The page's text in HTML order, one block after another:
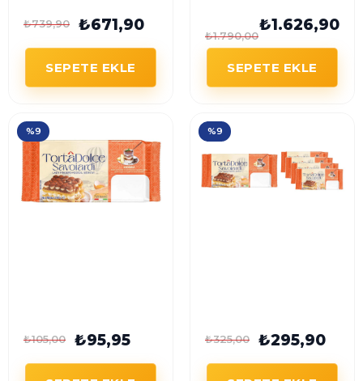
₺671,90
₺739,90
SEPETE EKLE
₺1.626,90
₺1.790,00
SEPETE EKLE
₺95,95
₺105,00
%9
₺295,90
₺325,00
%9